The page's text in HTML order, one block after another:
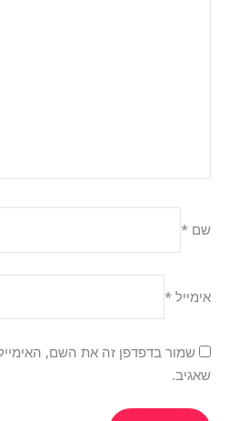
שם *
אימייל *
שמור בדפדפן זה את השם,
שאגיב.